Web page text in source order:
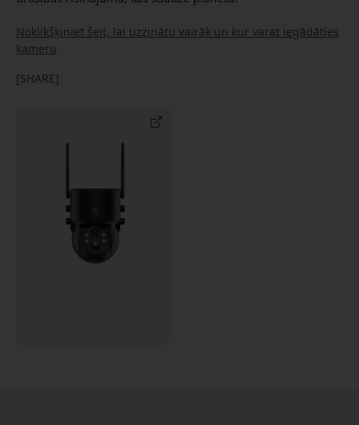
Noklikšķiniet šeit, lai uzzinātu vairāk un kur varat iegādāties
kameru
[SHARE]